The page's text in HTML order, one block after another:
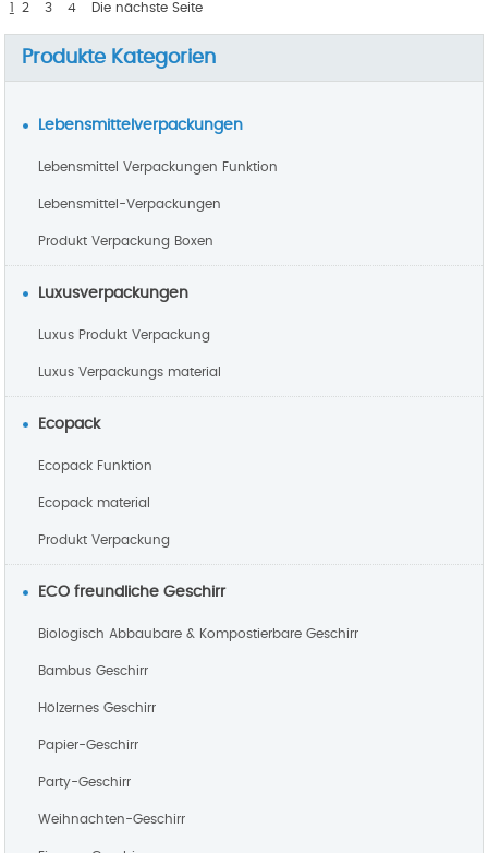
als das Handle Respekt
benutzerfr
eundliches Designkonzept
ausgehöhlt.
MOQ:1000pcs.
2 3 4 Die nächste Seite
Produkte Kategorien
Lebensmittelverpackungen
Lebensmittel Verpackungen Funktion
Lebensmittel-Verpackungen
Produkt Verpackung Boxen
Luxusverpackungen
Luxus Produkt Verpackung
Luxus Verpackungs material
Ecopack
Ecopack Funktion
Ecopack material
Produkt Verpackung
ECO freundliche Geschirr
Biologisch Abbaubare & Kompostierbare Geschirr
Bambus Geschirr
Hölzernes Geschirr
Papier-Geschirr
Party-Geschirr
Weihnachten-Geschirr